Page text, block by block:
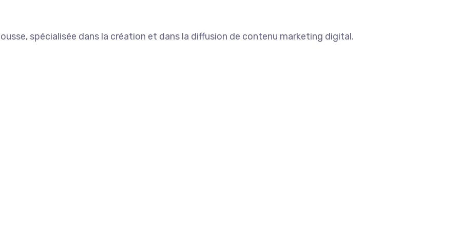
spécialisée dans la création et dans la diffusion de contenu marketing digital.